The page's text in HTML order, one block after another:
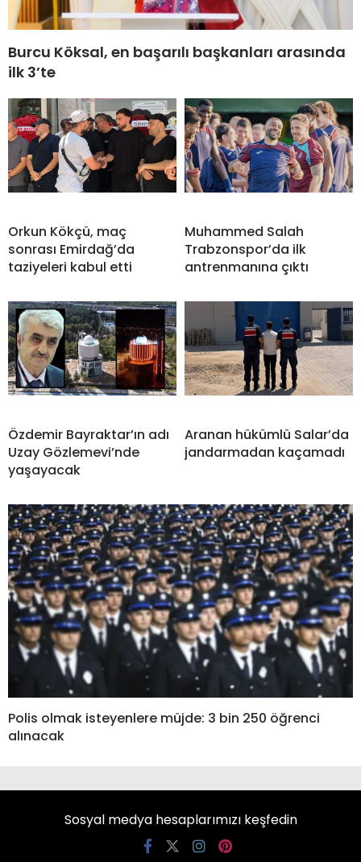
Burcu Köksal, en başarılı başkanları arasında
ilk 3’te
Orkun Kökçü, maç
sonrası Emirdağ’da
taziyeleri kabul etti
Muhammed Salah
Trabzonspor’da ilk
antrenmanına çıktı
Özdemir Bayraktar’ın adı
Uzay Gözlemevi’nde
yaşayacak
Aranan hükümlü Salar’da
jandarmadan kaçamadı
Polis olmak isteyenlere müjde: 3 bin 250 öğrenci
alınacak
Sosyal medya hesaplarımızı keşfedin